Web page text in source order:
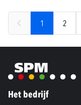
1 2
Het bedrijf